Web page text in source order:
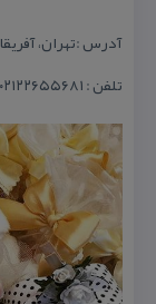
آدرس :تهران،
تلفن : ۰۲۱۲۲۶۵۵۶۸۱